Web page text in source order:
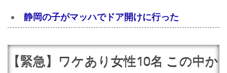
静岡の子がマッハでドア開けに行った
【緊急】ワケあり女性10名 この中か